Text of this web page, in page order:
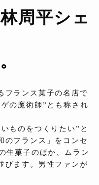
周平シェ
フランス菓子の名店で
の魔術師”とも称され
ものをつくりたい”と
のフランス」をコンセ
生菓子のほか、ムラン
びます。男性ファンが